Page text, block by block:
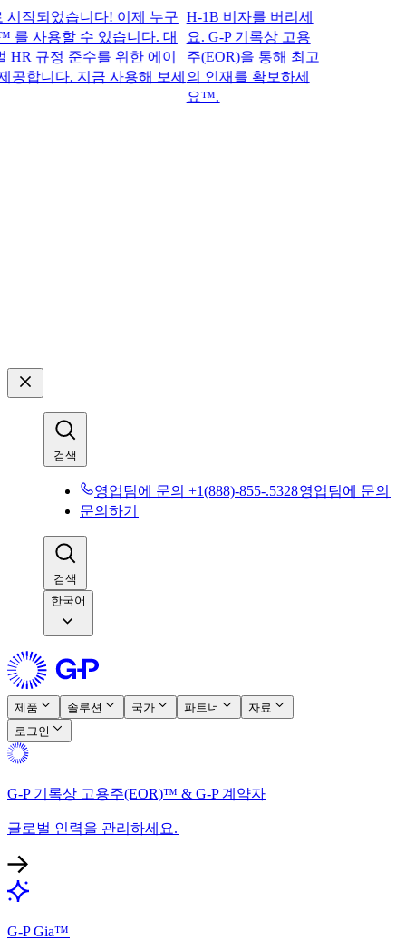
되었습니다! 이제 누구
사용할 수 있습니다. 대
규정 준수를 위한 에이
니다. 지금 사용해 보세
H-1B 비자를 버리세
요. G-P 기록상 고용
주(EOR)을 통해 최고
의 인재를 확보하세
요™.​​
검색​​
영업팀에 문의 +1(888)-855-.5328​​영업팀에 문의​​
문의하기​​
검색​​
한국어
제품​​ 솔루션​​ 국가​​ 파트너​​
자료​​
로그인​​
G-P 기록상 고용주(EOR)™ & G-P 계약자​​
글로벌 인력을 관리하세요.​​
G-P Gia™​​